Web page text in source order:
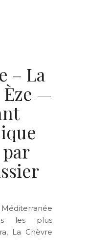
– La
Èze —
les plus
La Chèvre